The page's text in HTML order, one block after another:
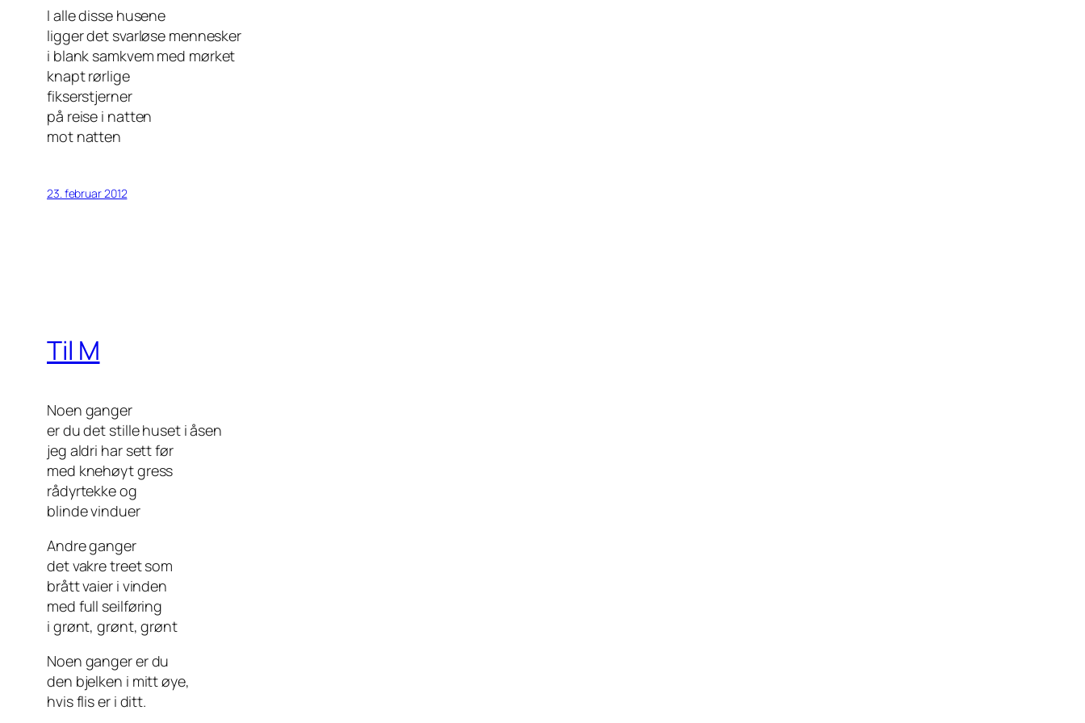
I alle disse husene
ligger det svarløse mennesker
i blank samkvem med mørket
knapt rørlige
fikserstjerner
på reise i natten
mot natten
23. februar 2012
Til M
Noen ganger
er du det stille huset i åsen
jeg aldri har sett før
med knehøyt gress
rådyrtekke og
blinde vinduer
Andre ganger
det vakre treet som
brått vaier i vinden
med full seilføring
i grønt, grønt, grønt
Noen ganger er du
den bjelken i mitt øye,
hvis flis er i ditt.